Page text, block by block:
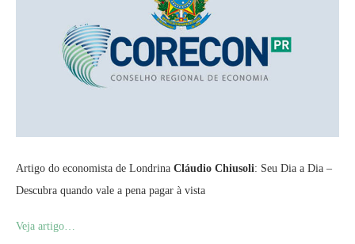
Artigo do economista de Londrina Cláudio Chiusoli: Seu Dia a Dia –
Descubra quando vale a pena pagar à vista
Veja artigo…